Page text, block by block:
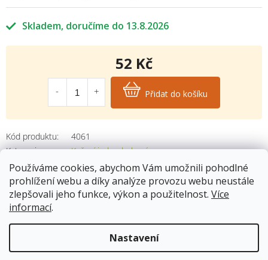
Používáme cookies, abychom Vám umožnili pohodlné
prohlížení webu a díky analýze provozu webu neustále
zlepšovali jeho funkce, výkon a použitelnost. Více
informací.
Nastavení
Skladem 13.8.2026
Kód produktu:
4061
Kategorie:
Koření jednodruhové
Hmotnost: 0.16 kg
52 Kč
Měrná
cena:
Přidat do košíku
Popis
Složení kmín mletý